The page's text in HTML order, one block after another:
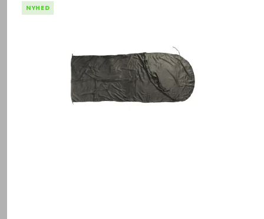
NYHED